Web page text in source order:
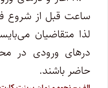
ساعت قبل از شروع
لذا متقاضیان
درهای ورودی در
حاضر باشند.